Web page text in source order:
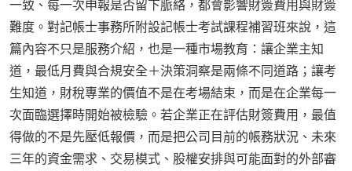
一致、每一次申報是否留下脈絡，都會影響財簽費用與財簽
難度。對記帳士事務所附設記帳士考試課程補習班來說，這
篇內容不只是服務介紹，也是一種市場教育：讓企業主知
道，最低月費與合規安全＋決策洞察是兩條不同道路；讓考
生知道，財稅專業的價值不是在考場結束，而是在企業每一
次面臨選擇時開始被檢驗。若企業正在評估財簽費用，最值
得做的不是先壓低報價，而是把公司目前的帳務狀況、未來
三年的資金需求、交易模式、股權安排與可能面對的外部審